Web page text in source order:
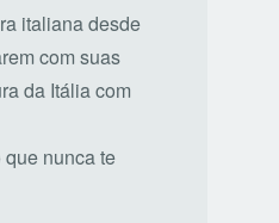
italiana desde
com suas
da Itália com
nunca te